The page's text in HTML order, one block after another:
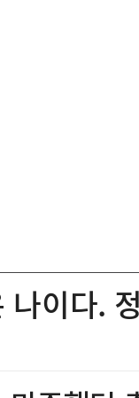
이다.